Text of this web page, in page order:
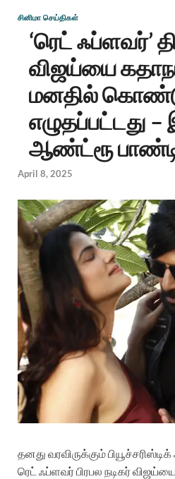
சினிமா செய்திகள்
‘ரெட் ஃப்ளவர்’
விஜய்யை
மனதில்
எழுதப்பட்டது
ஆண்ட்ரூ
April 8, 2025
தனது வரவிருக்கும்
ரெட் ஃப்ளவர் பிரபல நடிகர்